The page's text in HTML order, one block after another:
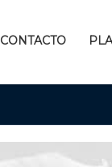
CONTACTO